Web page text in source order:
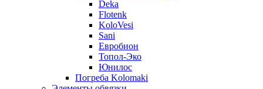
Deka
Flotenk
KoloVesi
Sani
Евробион
Топол-Эко
Юнилос
Погреба Kolomaki